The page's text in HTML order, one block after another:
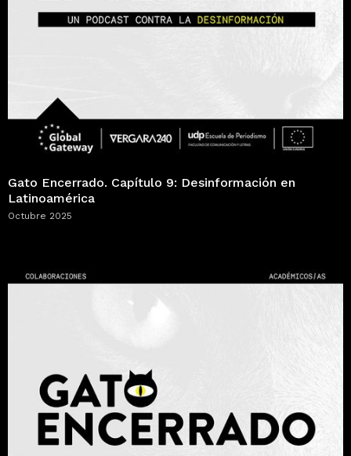
Gato Encerrado. Capítulo 9: Desinformación en
Latinoamérica
Octubre 2025